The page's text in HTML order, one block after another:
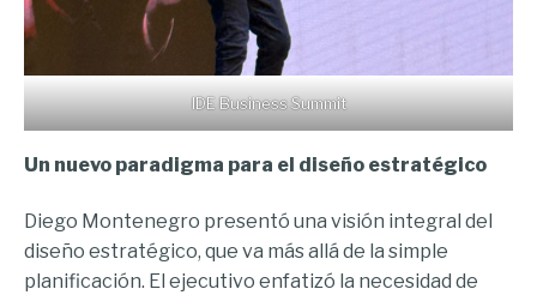
IDE Business Summit
Un nuevo paradigma para el diseño estratégico
Diego Montenegro presentó una visión integral del
diseño estratégico, que va más allá de la simple
planificación. El ejecutivo enfatizó la necesidad de